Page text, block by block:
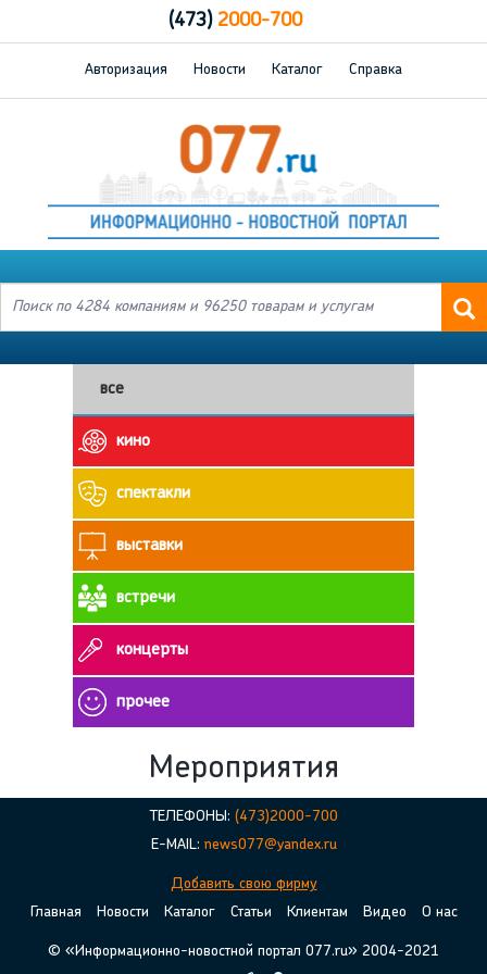
(473)2000-700
Авторизация Новости Каталог Справка
все
кино
cпектакли
выставки
встречи
концерты
прочее
Мероприятия
ТЕЛЕФОНЫ: (473)2000-700
E-MAIL: news077@yandex.ru
Добавить свою фирму
Главная
Новости Каталог Статьи Клиентам Видео О нас
© «Информационно-новостной портал 077.ru» 2004-2021